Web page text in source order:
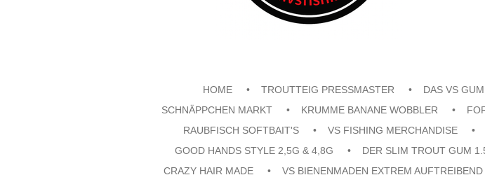
HOME TROUTTEIG PRESSMASTER DAS VS
SCHNÄPPCHEN MARKT
KRUMME BANANE WOBBLER
RAUBFISCH SOFTBAIT'S
VS FISHING MERCHANDISE
GOOD HANDS STYLE 2,5G & 4,8G
DER SLIM TROUT GUM
CRAZY HAIR MADE
VS BIENENMADEN EXTREM AUFTREIBEND